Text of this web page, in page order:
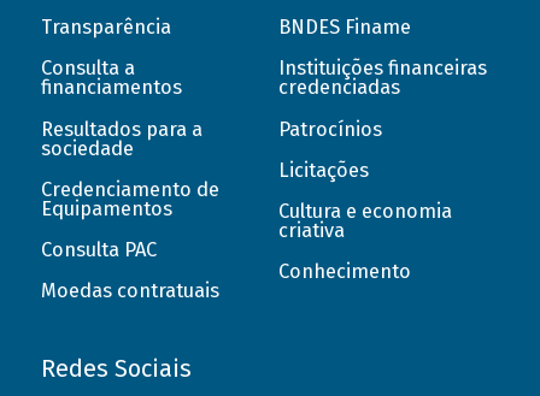
Transparência
Consulta a
financiamentos
Resultados para a
sociedade
Credenciamento de
Equipamentos
Consulta PAC
Moedas contratuais
BNDES Finame
Instituições financeiras
credenciadas
Patrocínios
Licitações
Cultura e economia
criativa
Conhecimento
Redes Sociais